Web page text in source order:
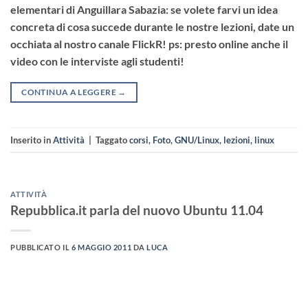
elementari di Anguillara Sabazia: se volete farvi un idea
concreta di cosa succede durante le nostre lezioni, date un
occhiata al nostro canale FlickR! ps: presto online anche il
video con le interviste agli studenti!
CONTINUA A LEGGERE →
Inserito inAttività Taggatocorsi, Foto,GNU/Linux, lezioni, linux
ATTIVITÀ
Repubblica.it parla del nuovo Ubuntu 11.04
PUBBLICATO IL 6 MAGGIO 2011 DALUCA